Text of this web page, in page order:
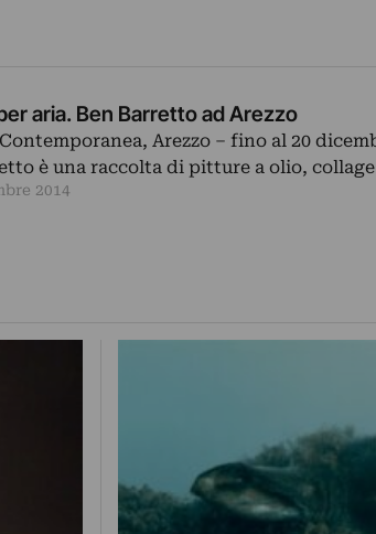
aria. Ben Barretto ad Arezzo
Arezzo – fino al 20
è una raccolta di pitture a olio,
2014